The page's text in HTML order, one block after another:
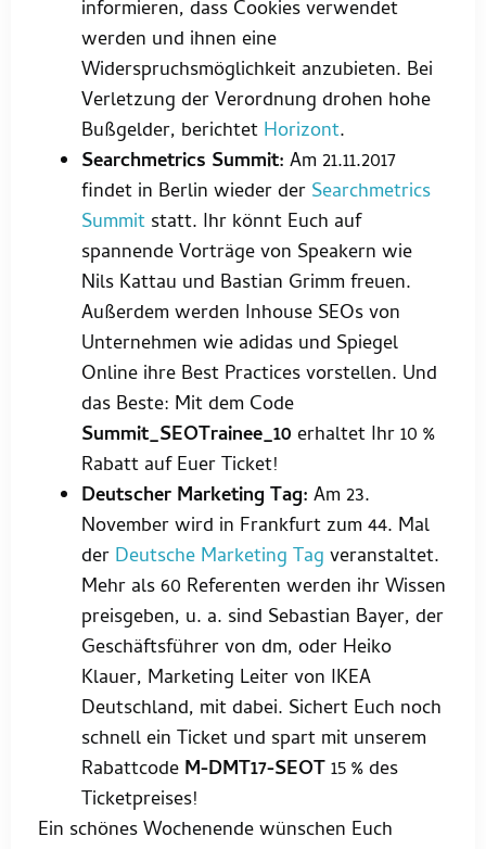
informieren, dass Cookies verwendet
werden und ihnen eine
Widerspruchsmöglichkeit anzubieten. Bei
Verletzung der Verordnung drohen hohe
Bußgelder, berichtet Horizont.
Searchmetrics Summit: Am 21.11.2017
findet in Berlin wieder der Searchmetrics
Summit statt. Ihr könnt Euch auf
spannende Vorträge von Speakern wie
Nils Kattau und Bastian Grimm freuen.
Außerdem werden Inhouse SEOs von
Unternehmen wie adidas und Spiegel
Online ihre Best Practices vorstellen. Und
das Beste: Mit dem Code
Summit_SEOTrainee_10 erhaltet Ihr 10 %
Rabatt auf Euer Ticket!
Deutscher Marketing Tag: Am 23.
November wird in Frankfurt zum 44. Mal
der Deutsche Marketing Tag veranstaltet.
Mehr als 60 Referenten werden ihr Wissen
preisgeben, u. a. sind Sebastian Bayer, der
Geschäftsführer von dm, oder Heiko
Klauer, Marketing Leiter von IKEA
Deutschland, mit dabei. Sichert Euch noch
schnell ein Ticket und spart mit unserem
Rabattcode M-DMT17-SEOT15 % des
Ticketpreises!
Ein schönes Wochenende wünschen Euch